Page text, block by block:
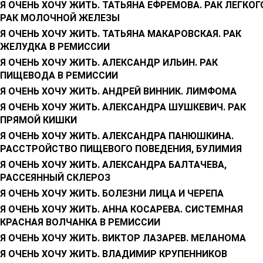
Я ОЧЕНЬ ХОЧУ ЖИТЬ. ТАТЬЯНА ЕФРЕМОВА. РАК
РАК МОЛОЧНОЙ ЖЕЛЕЗЫ
Я ОЧЕНЬ ХОЧУ ЖИТЬ. ТАТЬЯНА МАКАРОВСКАЯ. РАК
ЖЕЛУДКА В РЕМИССИИ
Я ОЧЕНЬ ХОЧУ ЖИТЬ. АЛЕКСАНДР ИЛЬИН. РАК
ПИЩЕВОДА В РЕМИССИИ
Я ОЧЕНЬ ХОЧУ ЖИТЬ. АНДРЕЙ ВИННИК. ЛИМФОМА
Я ОЧЕНЬ ХОЧУ ЖИТЬ. АЛЕКСАНДРА ШУШКЕВИЧ. РАК
ПРЯМОЙ КИШКИ
Я ОЧЕНЬ ХОЧУ ЖИТЬ. АЛЕКСАНДРА ПАНЮШКИНА.
РАССТРОЙСТВО ПИЩЕВОГО ПОВЕДЕНИЯ, БУЛИМИЯ
Я ОЧЕНЬ ХОЧУ ЖИТЬ. АЛЕКСАНДРА БАЛТАЧЕВА,
РАССЕЯННЫЙ СКЛЕРОЗ
Я ОЧЕНЬ ХОЧУ ЖИТЬ. БОЛЕЗНИ ЛИЦА И ЧЕРЕПА
Я ОЧЕНЬ ХОЧУ ЖИТЬ. АННА КОСАРЕВА. СИСТЕМНАЯ
КРАСНАЯ ВОЛЧАНКА В РЕМИССИИ
Я ОЧЕНЬ ХОЧУ ЖИТЬ. ВИКТОР ЛАЗАРЕВ. МЕЛАНОМА
Я ОЧЕНЬ ХОЧУ ЖИТЬ. ВЛАДИМИР КРУПЕННИКОВ